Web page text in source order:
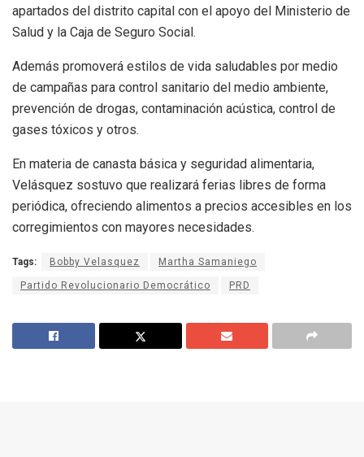
apartados del distrito capital con el apoyo del Ministerio de
Salud y la Caja de Seguro Social.
Además promoverá estilos de vida saludables por medio
de campañas para control sanitario del medio ambiente,
prevención de drogas, contaminación acústica, control de
gases tóxicos y otros.
En materia de canasta básica y seguridad alimentaria,
Velásquez sostuvo que realizará ferias libres de forma
periódica, ofreciendo alimentos a precios accesibles en los
corregimientos con mayores necesidades.
Tags: Bobby Velasquez Martha Samaniego
Partido Revolucionario Democrático PRD